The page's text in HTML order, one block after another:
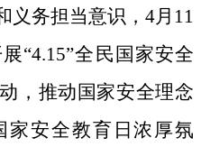
义务担当意识，4月11
“4.15”全民国家安全
，推动国家安全理念
家安全教育日浓厚氛